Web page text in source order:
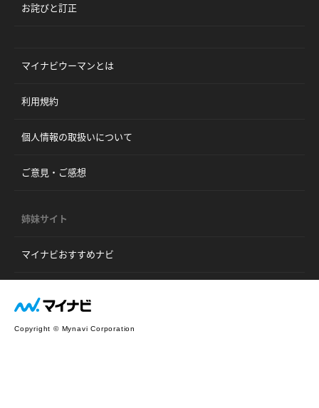
お詫びと訂正
マイナビウーマンとは
利用規約
個人情報の取扱いについて
ご意見・ご感想
姉妹サイト
マイナビおすすめナビ
Copyright © Mynavi Corporation